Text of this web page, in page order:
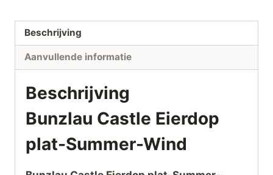
Beschrijving
Aanvullende informatie
Beschrijving
Bunzlau Castle Eierdop
plat-Summer-Wind